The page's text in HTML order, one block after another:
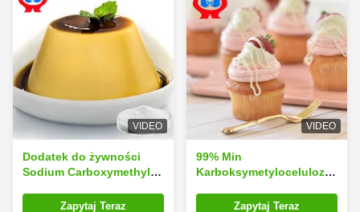
VIDEO
Dodatek do żywności
Sodium Carboxymethyl
Zapytaj Teraz
VIDEO
99% Min
Karboksymetyloceluloza
proszkowe do żywności
Zapytaj Teraz